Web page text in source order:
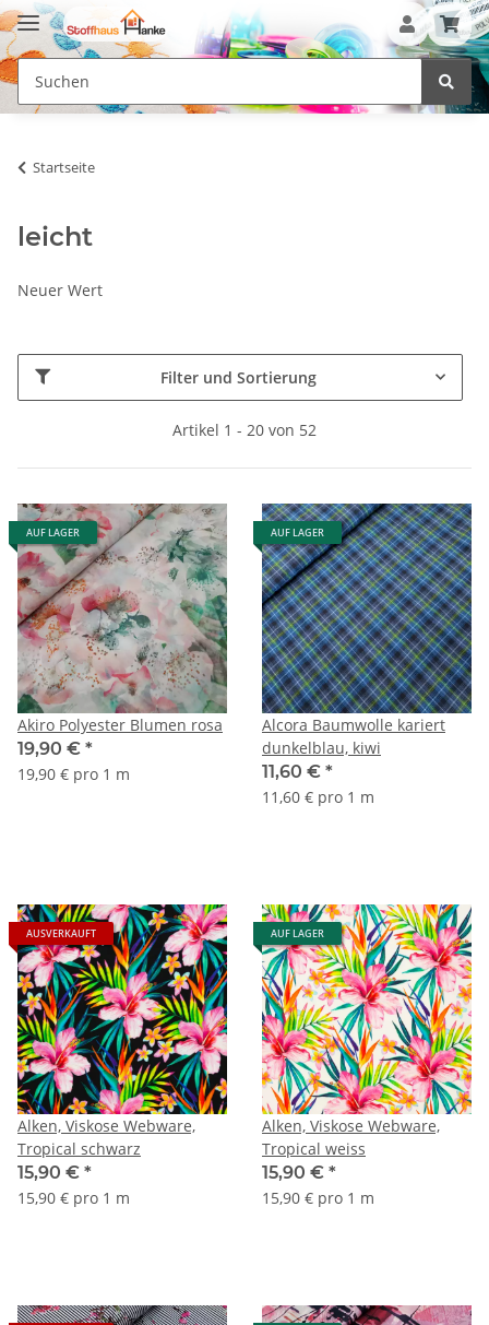
Startseite
leicht
Neuer Wert
Filter und Sortierung
Artikel 1 - 20 von 52
AUF LAGER
Akiro Polyester Blumen rosa
19,90 € *
19,90 € pro 1 m
AUF LAGER
Alcora Baumwolle kariert
dunkelblau, kiwi
11,60 € *
11,60 € pro 1 m
AUSVERKAUFT
Alken, Viskose Webware,
Tropical schwarz
15,90 € *
15,90 € pro 1 m
AUF LAGER
Alken, Viskose Webware,
Tropical weiss
15,90 € *
15,90 € pro 1 m